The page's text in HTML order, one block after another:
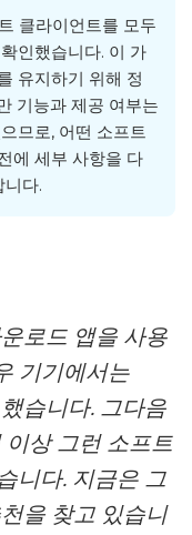
클라이언트를 모두
인했습니다. 이 가
유지하기 위해 정
기능과 제공 여부는
므로, 어떤 소프트
에 세부 사항을 다
다.
로드 앱을 사용
기기에서는
습니다. 그다음
상 그런 소프트
니다. 지금은 그
을 찾고 있습니